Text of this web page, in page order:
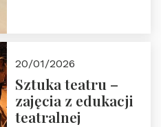
20/01/2026
Sztuka teatru –
zajęcia z edukacji
teatralnej